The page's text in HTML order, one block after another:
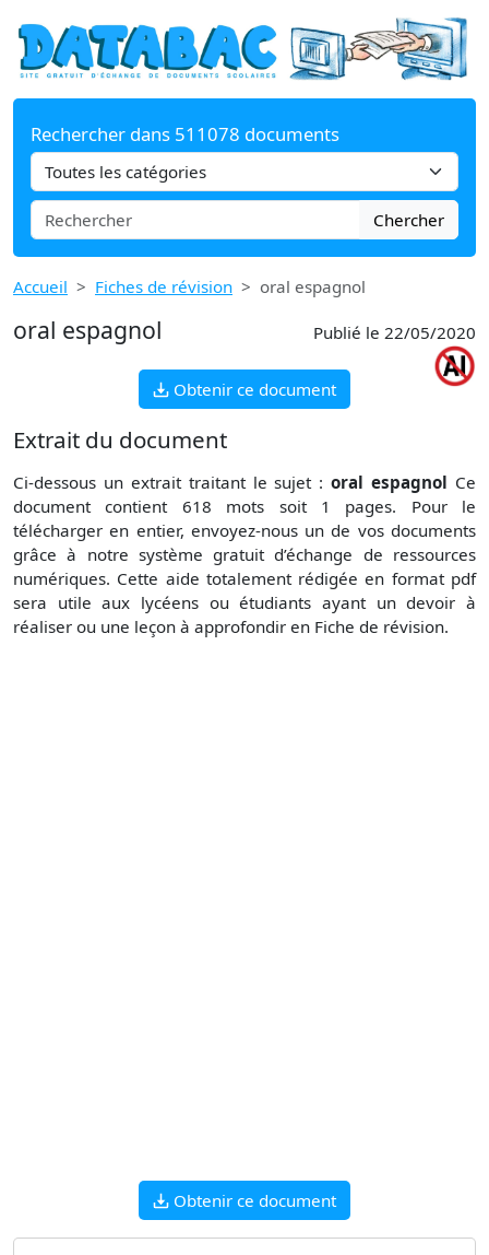
Rechercher dans 511078 documents
Chercher
Accueil Fiches de révision oral espagnol
oral espagnol Publié le 22/05/2020
Obtenir ce document
Extrait du document
Ci-dessous un extrait traitant le sujet :oral espagnol Ce
document contient 618 mots soit 1 pages. Pour le
télécharger en entier, envoyez-nous un de vos documents
grâce à notre système gratuit d’échange de ressources
numériques. Cette aide totalement rédigée en format pdf
sera utile aux lycéens ou étudiants ayant un devoir à
réaliser ou une leçon à approfondir en Fiche de révision.
Obtenir ce document